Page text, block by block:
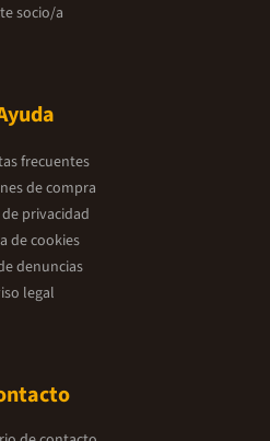
socio/a
frecuentes
de compra
privacidad
de cookies
denuncias
legal